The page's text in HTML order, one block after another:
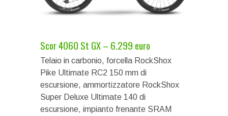
Scor 4060 St GX – 6.299 euro
Telaio in carbonio, forcella RockShox
Pike Ultimate RC2 150 mm di
escursione, ammortizzatore RockShox
Super Deluxe Ultimate 140 di
escursione, impianto frenante SRAM